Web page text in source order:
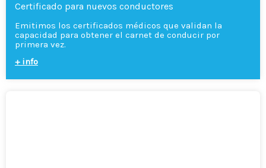
Certificado para nuevos conductores
Emitimos los certificados médicos que validan la
capacidad para obtener el carnet de conducir por
primera vez.
+ info